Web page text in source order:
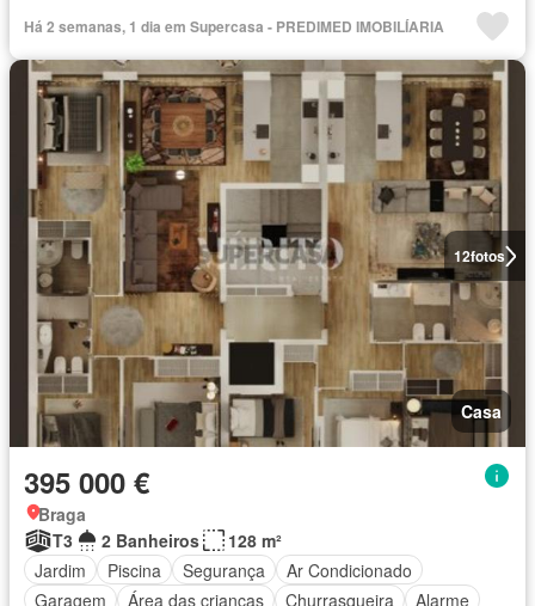
Há 2 semanas, 1 dia em Supercasa - PREDIMED IMOBILÍARIA
12fotos
Casa
395 000 €
Braga
T3
2 Banheiros
128 m²
Jardim
Piscina Segurança
Ar Condicionado
Garagem
Área das crianças Churrasqueira
Alarme